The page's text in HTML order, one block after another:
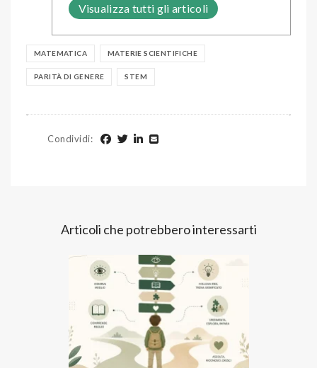
Visualizza tutti gli articoli
MATEMATICA MATERIE SCIENTIFICHE
PARITÀ DI GENERE STEM
Condividi:
Articoli che potrebbero interessarti